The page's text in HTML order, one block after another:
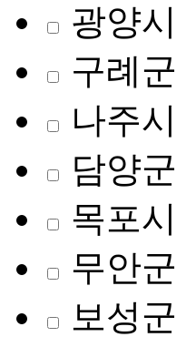
광양시
구례군
나주시
담양군
목포시
무안군
보성군